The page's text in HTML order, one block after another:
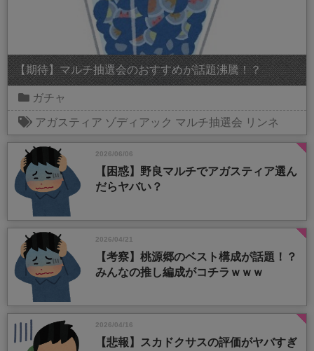
【期待】マルチ抽選会のおすすめが話題沸騰！？
ガチャ
アガスティア ゾディアック マルチ抽選会 リンネ
2026/06/06
【困惑】野良マルチでアガスティア選ん
だらヤバい？
2026/04/21
【考察】桃源郷のベスト構成が話題！？
みんなの推し編成がコチラｗｗｗ
2026/04/16
【悲報】スカドクサスの評価がヤバすぎ